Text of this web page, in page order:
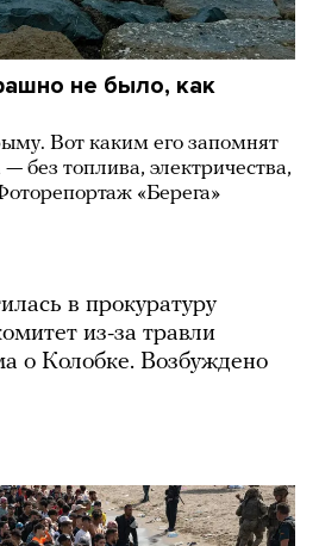
не было, как
Вот каким его запомнят
без топлива, электричества,
«Берега»
в прокуратуру
из-за травли
о Колобке. Возбуждено